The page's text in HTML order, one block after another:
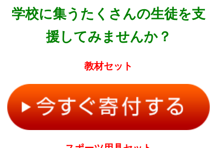
学校に集うたくさんの生徒を支
援してみませんか？
教材セット